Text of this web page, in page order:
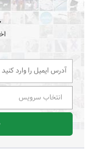
انتخاب سرویس